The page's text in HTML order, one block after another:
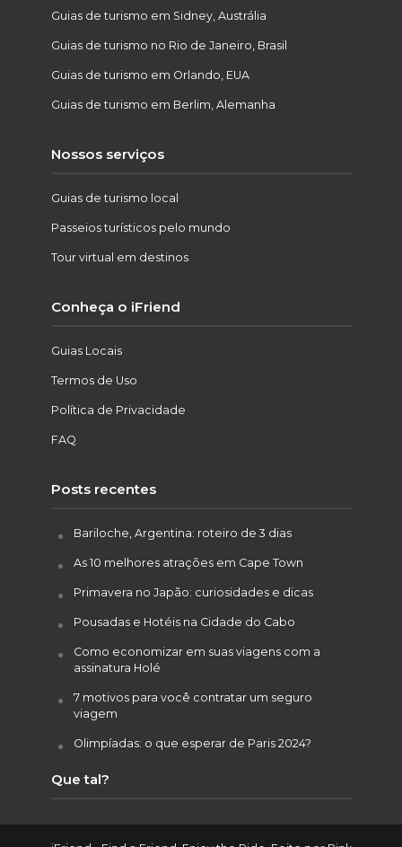
Guias de turismo em Sidney, Austrália
Guias de turismo no Rio de Janeiro, Brasil
Guias de turismo em Orlando, EUA
Guias de turismo em Berlim, Alemanha
Nossos serviços
Guias de turismo local
Passeios turísticos pelo mundo
Tour virtual em destinos
Conheça o iFriend
Guias Locais
Termos de Uso
Política de Privacidade
FAQ
Posts recentes
Bariloche, Argentina: roteiro de 3 dias
As 10 melhores atrações em Cape Town
Primavera no Japão: curiosidades e dicas
Pousadas e Hotéis na Cidade do Cabo
Como economizar em suas viagens com a
assinatura Holé
7 motivos para você contratar um seguro
viagem
Olimpíadas: o que esperar de Paris 2024?
Que tal?